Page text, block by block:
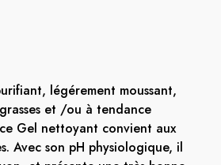
légérement moussant,
et /ou à tendance
Gel nettoyant convient aux
Avec son pH physiologique, il